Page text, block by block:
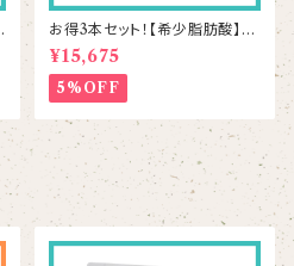
お得3本セット！【希少脂肪酸】ビ
ーンズアップ 500mL×3本
¥15,675
5%OFF